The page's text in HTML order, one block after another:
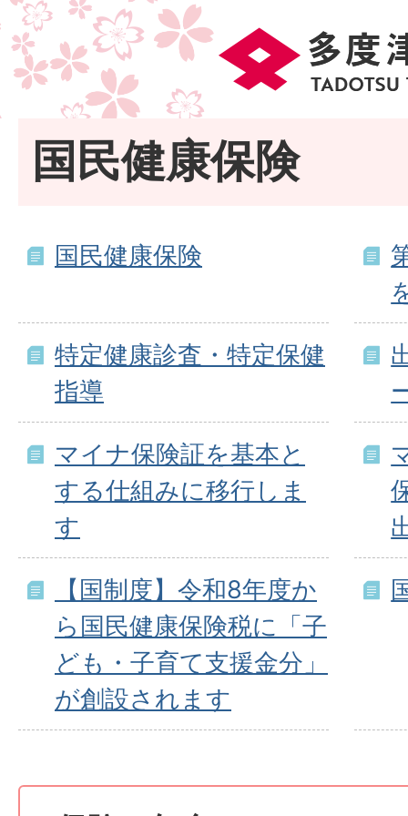
国民健康保険
国民健康保険
特定健康診査・特定保健
指導
マイナ保険証を基本と
する仕組みに移行しま
す
【国制度】令和8年度か
ら国民健康保険税に「子
ども・子育て支援金分」
が創設されます